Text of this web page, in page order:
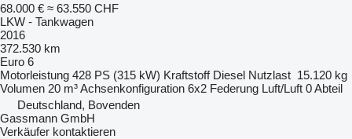
68.000 € ≈ 63.550 CHF
LKW - Tankwagen
2016
372.530 km
Euro 6
Motorleistung 428 PS (315 kW) Kraftstoff Diesel Nutzlast 15.120 kg
Volumen 20 m³Achsenkonfiguration 6x2 Federung Luft/Luft 0 Abteil
Deutschland, Bovenden
Gassmann GmbH
Verkäufer kontaktieren